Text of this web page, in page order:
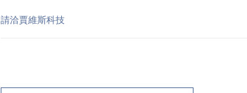
請洽賈維斯科技